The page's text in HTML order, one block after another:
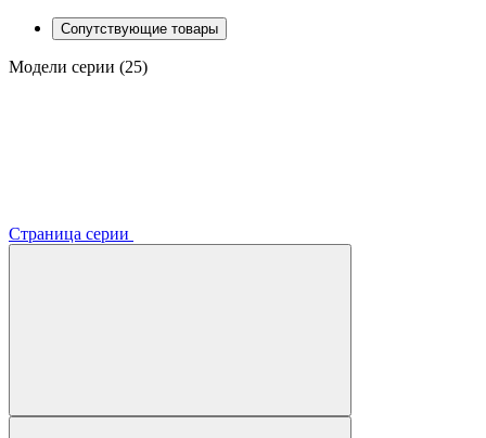
Сопутствующие товары
Модели серии (25)
Страница серии